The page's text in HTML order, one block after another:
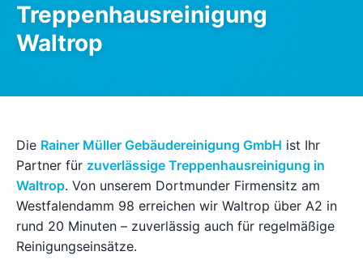
Jobs
FAQ
Ratgeber
Treppenhausreinigung
Waltrop
Die Rainer Müller Gebäudereinigung GmbH ist Ihr
Partner für zuverlässige Treppenhausreinigung in
Waltrop. Von unserem Dortmunder Firmensitz am
Westfalendamm 98 erreichen wir Waltrop über A2 in
rund 20 Minuten – zuverlässig auch für regelmäßige
Reinigungseinsätze.